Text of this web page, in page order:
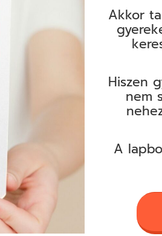
Akkor
Hiszen
nem
A